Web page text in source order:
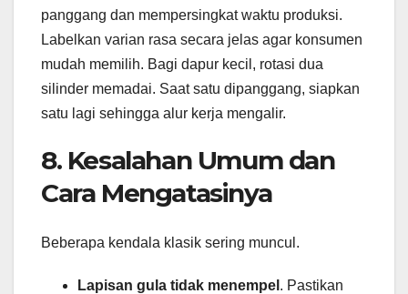
panggang dan mempersingkat waktu produksi.
Labelkan varian rasa secara jelas agar konsumen
mudah memilih. Bagi dapur kecil, rotasi dua
silinder memadai. Saat satu dipanggang, siapkan
satu lagi sehingga alur kerja mengalir.
8. Kesalahan Umum dan
Cara Mengatasinya
Beberapa kendala klasik sering muncul.
Lapisan gula tidak menempel . Pastikan